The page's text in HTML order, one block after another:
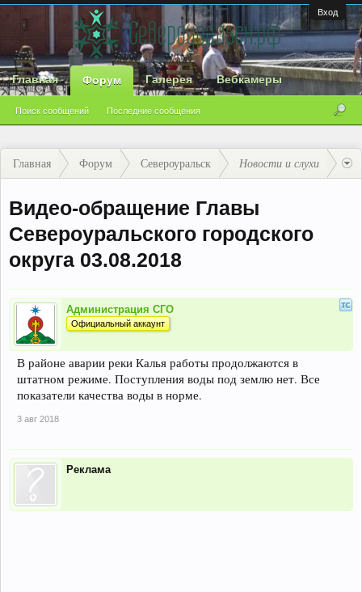
Вход
Главная Форум
Поиск сообщений Последние сообщения
Галерея Вебкамеры
Главная Форум Североуральск Новости и слухи
Видео-обращение Главы
Североуральского городского
округа 03.08.2018
Администрация СГО
Официальный аккаунт
В районе аварии реки Калья работы продолжаются в
штатном режиме. Поступления воды под землю нет. Все
показатели качества воды в норме.
3 авг 2018
Реклама